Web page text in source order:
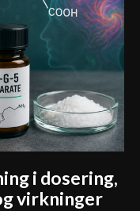
i dosering,
virkninger